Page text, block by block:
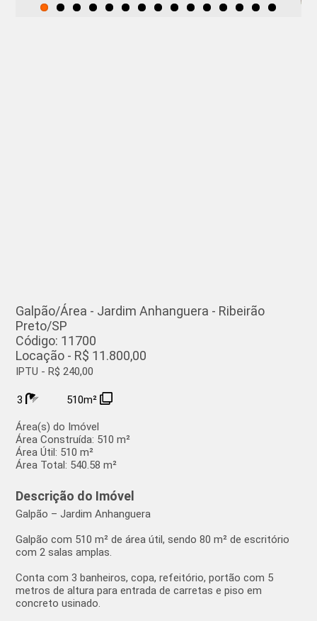
Galpão/Área - Jardim Anhanguera - Ribeirão
Preto/SP
Código: 11700
Locação - R$ 11.800,00
IPTU - R$ 240,00
3 510m²
Área(s) do Imóvel
Área Construída: 510 m²
Área Útil: 510 m²
Área Total: 540.58 m²
Descrição do Imóvel
Galpão – Jardim Anhanguera
Galpão com 510 m² de área útil, sendo 80 m² de escritório
com 2 salas amplas.
Conta com 3 banheiros, copa, refeitório, portão com 5
metros de altura para entrada de carretas e piso em
concreto usinado.